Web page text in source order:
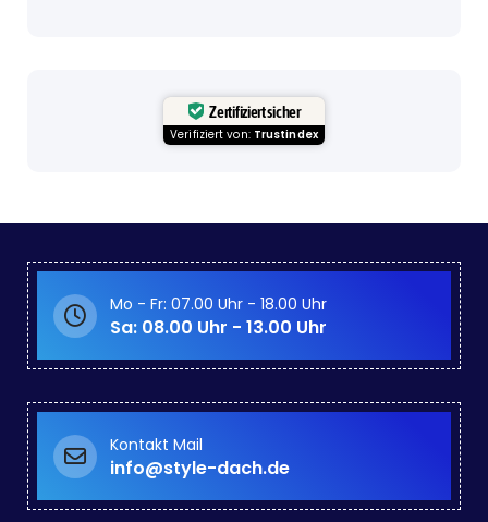
Zertifiziert sicher
Verifiziert von: Trustindex
Mo - Fr: 07.00 Uhr - 18.00 Uhr
Sa: 08.00 Uhr - 13.00 Uhr
Kontakt Mail
info@style-dach.de